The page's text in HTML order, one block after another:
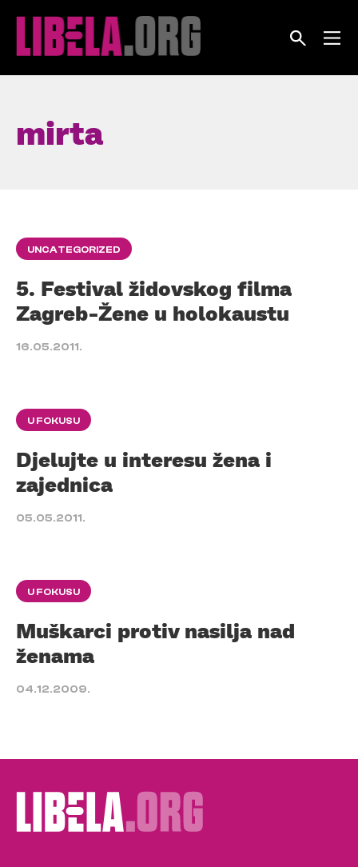
mirta
UNCATEGORIZED
5. Festival židovskog filma
Zagreb-Žene u holokaustu
16.05.2011.
U FOKUSU
Djelujte u interesu žena i
zajednica
05.05.2011.
U FOKUSU
Muškarci protiv nasilja nad
ženama
04.12.2009.